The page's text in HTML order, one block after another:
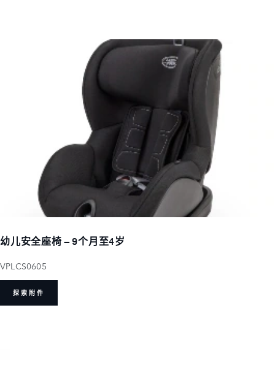
幼儿安全座椅 – 9个月至4岁
VPLCS0605
探索附件